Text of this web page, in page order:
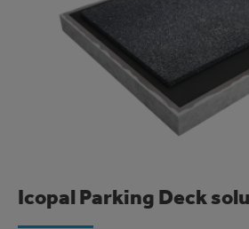
Icopal Parking Deck